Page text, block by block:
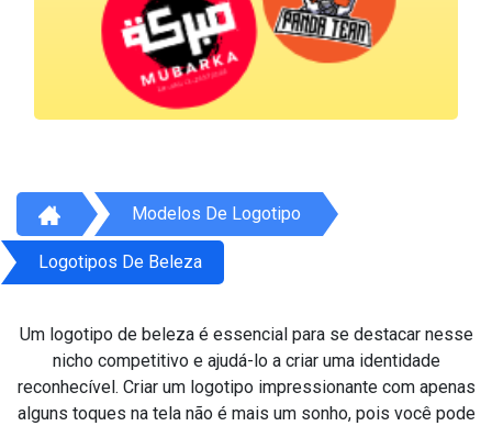
Modelos De Logotipo
Logotipos De Beleza
Um logotipo de beleza é essencial para se destacar nesse
nicho competitivo e ajudá-lo a criar uma identidade
reconhecível. Criar um logotipo impressionante com apenas
alguns toques na tela não é mais um sonho, pois você pode